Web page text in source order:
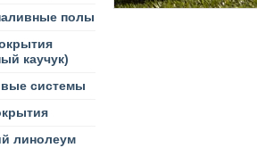
полы
каучук)
системы
линолеум